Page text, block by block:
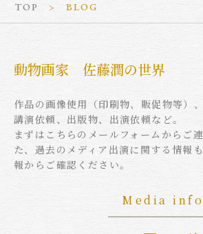
TOP BLOG
動物画家 佐藤潤の世界
作品の画像使用（印刷物、販促物等）
講演依頼、出版物、出演依頼など。
まずはこちらのメールフォームからご
た、過去のメディア出演に関する情報
報からご確認ください。
Media